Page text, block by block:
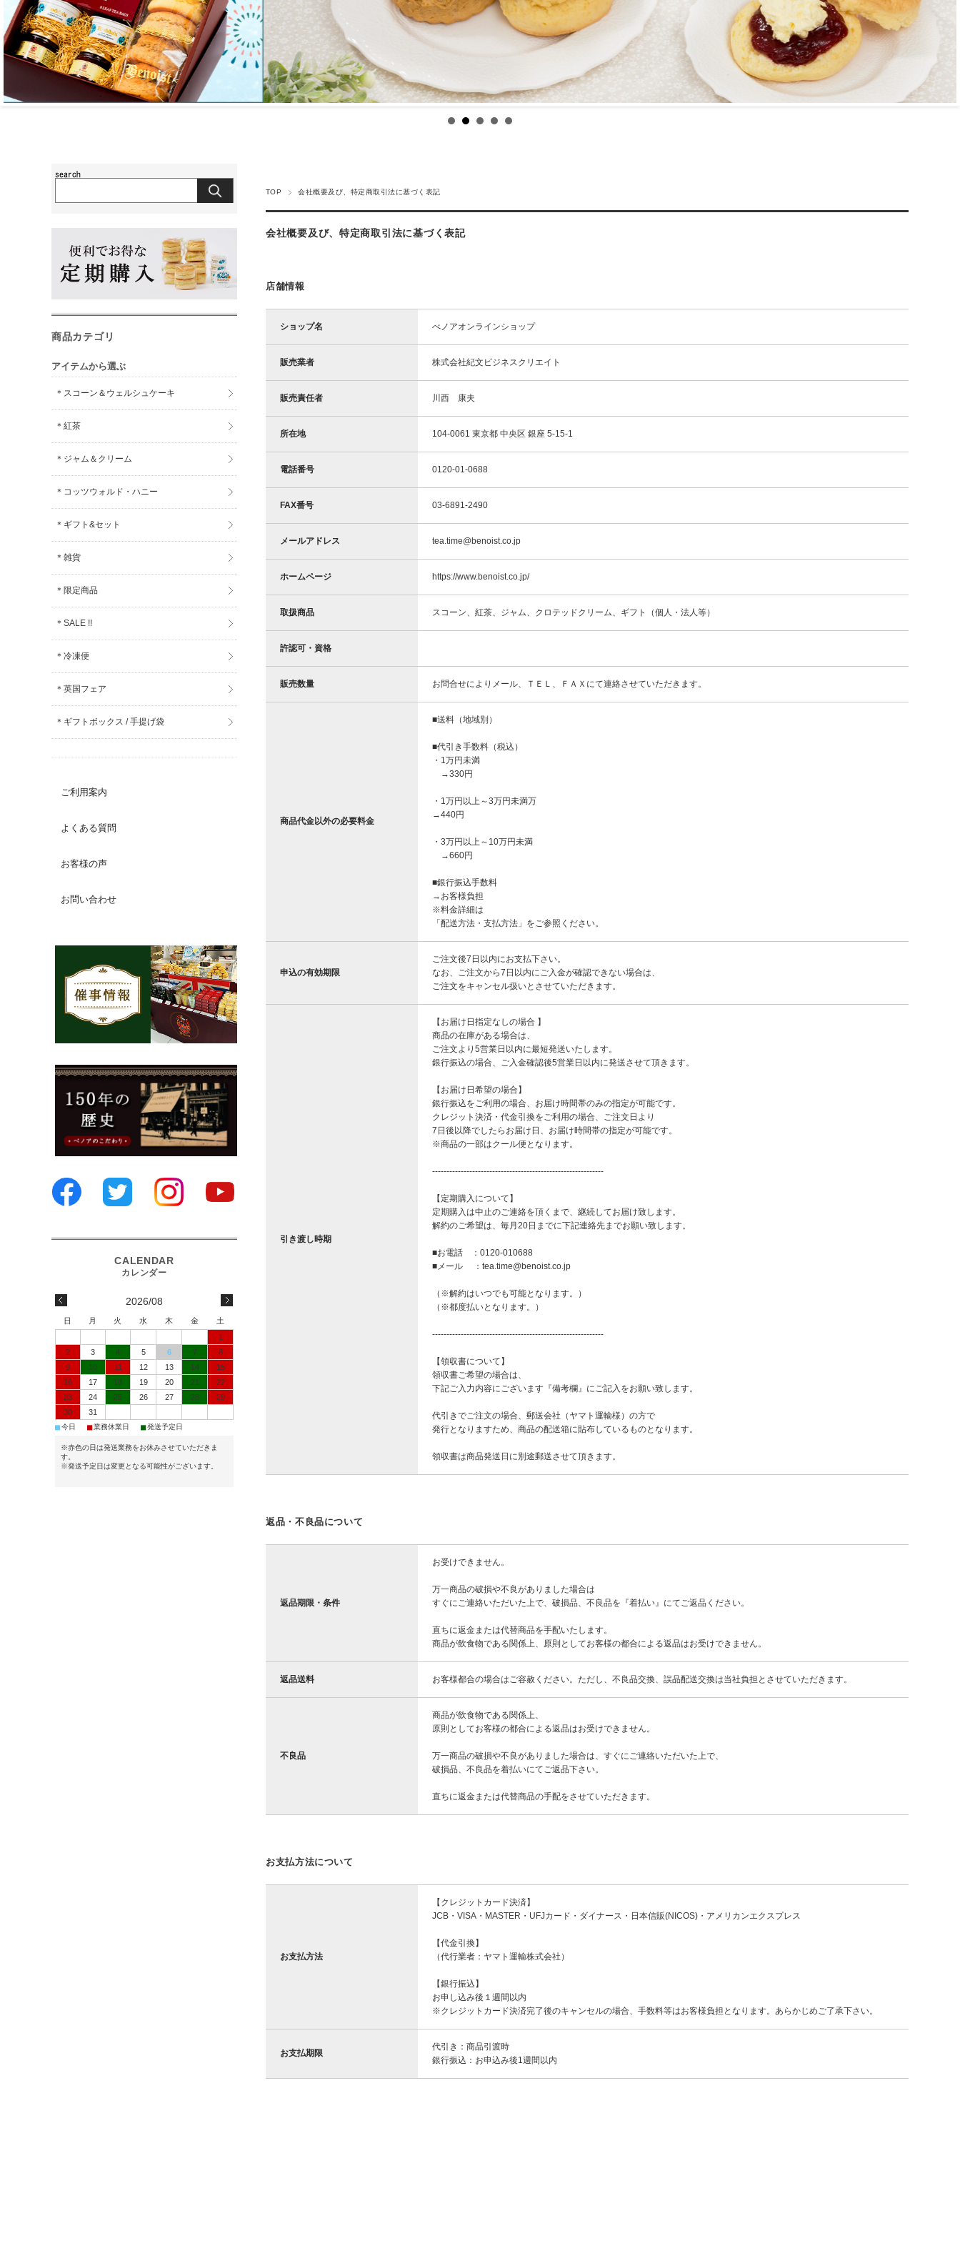
TOP 会社概要及び、特定商取引法に基づく表記
会社概要及び、特定商取引法に基づく表記
店舗情報
ショップ名 べノアオンラインショップ
販売業者 株式会社紀文ビジネスクリエイト
販売責任者 川西 康夫
所在地 104-0061 東京都 中央区 銀座 5-15-1
電話番号 0120-01-0688
FAX番号 03-6891-2490
メールアドレス tea.time@benoist.co.jp
ホームページ https://www.benoist.co.jp/
取扱商品 スコーン、紅茶、ジャム、クロテッドクリーム、ギフト（個人・法人等）
許認可・資格
販売数量 お問合せによりメール、ＴＥＬ、ＦＡＸにて連絡させていただきます。
商品代金以外の必要料金
■送料（地域別）
■代引き手数料（税込）
・1万円未満
→330円
・1万円以上～3万円未満万
→440円
・3万円以上～10万円未満
→660円
■銀行振込手数料
→お客様負担
※料金詳細は
「配送方法・支払方法」をご参照ください。
申込の有効期限
ご注文後7日以内にお支払下さい。
なお、ご注文から7日以内にご入金が確認できない場合は、
ご注文をキャンセル扱いとさせていただきます。
引き渡し時期
【お届け日指定なしの場合 】
商品の在庫がある場合は、
ご注文より5営業日以内に最短発送いたします。
銀行振込の場合、ご入金確認後5営業日以内に発送させて頂きます。
【お届け日希望の場合】
銀行振込をご利用の場合、お届け時間帯のみの指定が可能です。
クレジット決済・代金引換をご利用の場合、ご注文日より
7日後以降でしたらお届け日、お届け時間帯の指定が可能です。
※商品の一部はクール便となります。
------------------------------------------------------------
【定期購入について】
定期購入は中止のご連絡を頂くまで、継続してお届け致します。
解約のご希望は、毎月20日までに下記連絡先までお願い致します。
■お電話 ：0120-010688
■メール ：tea.time@benoist.co.jp
（※解約はいつでも可能となります。）
（※都度払いとなります。）
------------------------------------------------------------
【領収書について】
領収書ご希望の場合は、
下記ご入力内容にございます『備考欄』にご記入をお願い致します。
代引きでご注文の場合、郵送会社（ヤマト運輸様）の方で
発行となりますため、商品の配送箱に貼布しているものとなります。
領収書は商品発送日に別途郵送させて頂きます。
返品・不良品について
返品期限・条件
お受けできません。
万一商品の破損や不良がありました場合は
すぐにご連絡いただいた上で、破損品、不良品を『着払い』にてご返品ください。
直ちに返金または代替商品を手配いたします。
商品が飲食物である関係上、原則としてお客様の都合による返品はお受けできません。
返品送料 お客様都合の場合はご容赦ください。ただし、不良品交換、誤品配送交換は当社負担とさせていただきます。
不良品
商品が飲食物である関係上、
原則としてお客様の都合による返品はお受けできません。
万一商品の破損や不良がありました場合は、すぐにご連絡いただいた上で、
破損品、不良品を着払いにてご返品下さい。
直ちに返金または代替商品の手配をさせていただきます。
お支払方法について
お支払方法
【クレジットカード決済】
JCB・VISA・MASTER・UFJカード・ダイナース・日本信販(NICOS)・アメリカンエクスプレス
【代金引換】
（代行業者：ヤマト運輸株式会社）
【銀行振込】
お申し込み後１週間以内
※クレジットカード決済完了後のキャンセルの場合、手数料等はお客様負担となります。あらかじめご了承下さい。
お支払期限
代引き：商品引渡時
銀行振込：お申込み後1週間以内
商品カテゴリ
アイテムから選ぶ
＊スコーン＆ウェルシュケーキ
＊紅茶
＊ジャム＆クリーム
＊コッツウォルド・ハニー
＊ギフト&セット
＊雑貨
＊限定商品
＊SALE !!
＊冷凍便
＊英国フェア
＊ギフトボックス / 手提げ袋
ご利用案内
よくある質問
お客様の声
お問い合わせ
2026/08
日 月 火 水 木 金
土
1
2
3 4 5 6 7
8
9
10 11 12 13 14
15
16
17 18 19 20 21
22
23
24 25 26 27 28
29
30
31
■今日 ■業務休業日 ■発送予定日
※赤色の日は発送業務をお休みさせていただきま
す。
※発送予定日は変更となる可能性がございます。